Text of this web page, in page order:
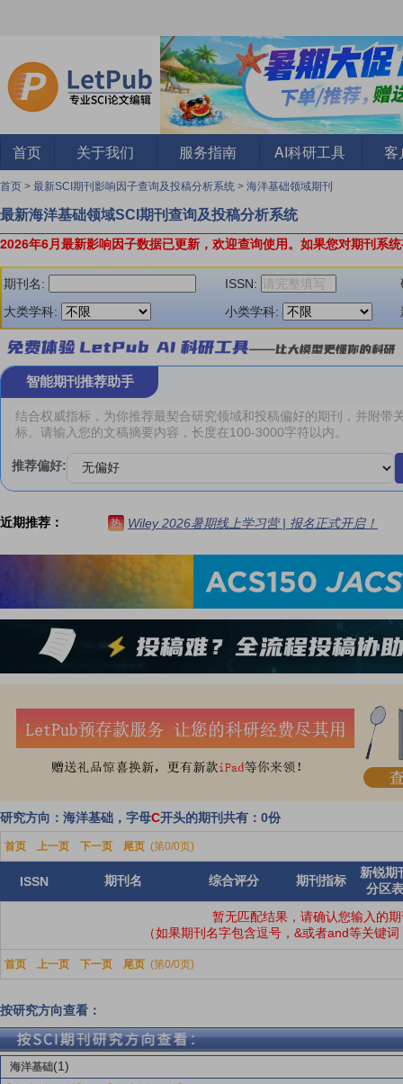
首页 关于我们 服务指南 AI科研工具 客
首页 > 最新SCI期刊影响因子查询及投稿分析系统 > 海洋基础领域期刊
最新海洋基础领域SCI期刊查询及投稿分析系统
2026年6月最新影响因子数据已更新，欢迎查询使用。 如果您对期刊系
期刊名: ISSN:
大类学科:
小类学科:
智能期刊推荐助手
推荐偏好:
近期推荐： 热 Wiley 2026暑期线上学习营 | 报名正式开启！
研究方向：海洋基础，字母C开头的期刊共有：0份
首页 上一页 下一页 尾页 (第0/0页)
ISSN 期刊名 综合评分 期刊指标
新锐期
分区
暂无匹配结果，请确认您输入的
（如果期刊名字包含逗号，&或者and等关键
首页 上一页 下一页 尾页 (第0/0页)
按研究方向查看：
海洋基础(1)